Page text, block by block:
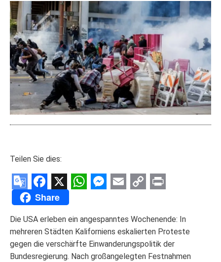
Teilen Sie dies:
Google
Translate
Facebook
X
Link
Share
Die USA erleben ein angespanntes Wochenende: In
mehreren Städten Kaliforniens eskalierten Proteste
gegen die verschärfte Einwanderungspolitik der
Bundesregierung. Nach großangelegten Festnahmen